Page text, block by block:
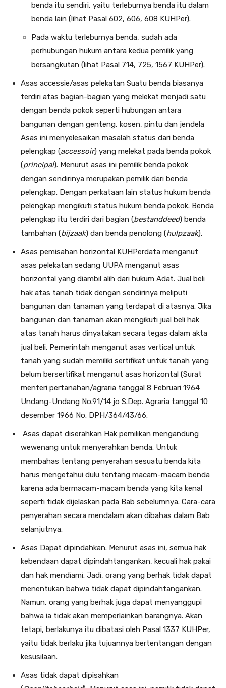
benda itu sendiri, yaitu terleburnya benda itu dalam
benda lain (lihat Pasal 602, 606, 608 KUHPer).
Pada waktu terleburnya benda, sudah ada
perhubungan hukum antara kedua pemilik yang
bersangkutan (lihat Pasal 714, 725, 1567 KUHPer).
Asas accessie/asas pelekatan Suatu benda biasanya
terdiri atas bagian-bagian yang melekat menjadi satu
dengan benda pokok seperti hubungan antara
bangunan dengan genteng, kosen, pintu dan jendela
Asas ini menyelesaikan masalah status dari benda
pelengkap (accessoir) yang melekat pada benda pokok
(principal). Menurut asas ini pemilik benda pokok
dengan sendirinya merupakan pemilik dari benda
pelengkap. Dengan perkataan lain status hukum benda
pelengkap mengikuti status hukum benda pokok. Benda
pelengkap itu terdiri dari bagian (bestanddeed) benda
tambahan (bijzaak) dan benda penolong (hulpzaak).
Asas pemisahan horizontal KUHPerdata menganut
asas pelekatan sedang UUPA menganut asas
horizontal yang diambil alih dari hukum Adat. Jual beli
hak atas tanah tidak dengan sendirinya meliputi
bangunan dan tanaman yang terdapat di atasnya. Jika
bangunan dan tanaman akan mengikuti jual beli hak
atas tanah harus dinyatakan secara tegas dalam akta
jual beli. Pemerintah menganut asas vertical untuk
tanah yang sudah memiliki sertifikat untuk tanah yang
belum bersertifikat menganut asas horizontal (Surat
menteri pertanahan/agraria tanggal 8 Februari 1964
Undang-Undang No.91/14 jo S.Dep. Agraria tanggal 10
desember 1966 No. DPH/364/43/66.
Asas dapat diserahkan Hak pemilikan mengandung
wewenang untuk menyerahkan benda. Untuk
membahas tentang penyerahan sesuatu benda kita
harus mengetahui dulu tentang macam-macam benda
karena ada bermacam-macam benda yang kita kenal
seperti tidak dijelaskan pada Bab sebelumnya. Cara-cara
penyerahan secara mendalam akan dibahas dalam Bab
selanjutnya.
Asas Dapat dipindahkan. Menurut asas ini, semua hak
kebendaan dapat dipindah­tangankan, kecuali hak pakai
dan hak mendiami. Jadi, orang yang berhak tidak dapat
menentukan bahwa tidak dapat dipindahtangankan.
Namun, orang yang berhak juga dapat menyanggupi
bahwa ia tidak akan memperlainkan barangnya. Akan
tetapi, berlakunya itu dibatasi oleh Pasal 1337 KUHPer,
yaitu tidak berlaku jika tujuannya bertentangan dengan
kesusilaan.
Asas tidak dapat dipisahkan